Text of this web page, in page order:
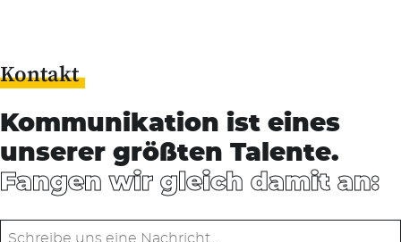
Kontakt
Kommunikation ist eines
unserer größten Talente.
Fangen wir gleich damit an: